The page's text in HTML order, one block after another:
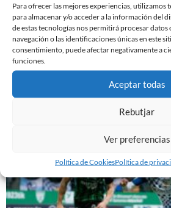
Para ofrecer las mejores experiencias, utilizamos
para almacenar y/o acceder a la información del
de estas tecnologías nos permitirá procesar
navegación o las identificaciones únicas en este
consentimiento, puede afectar negativamente a
funciones.
Aceptar todas
Rebutjar
Ver preferencias
Política de CookiesPolítica de
PREVIA | CE SABADELL –